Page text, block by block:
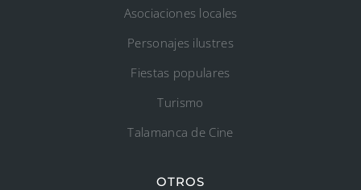
Asociaciones locales
Personajes ilustres
Fiestas populares
Turismo
Talamanca de Cine
OTROS